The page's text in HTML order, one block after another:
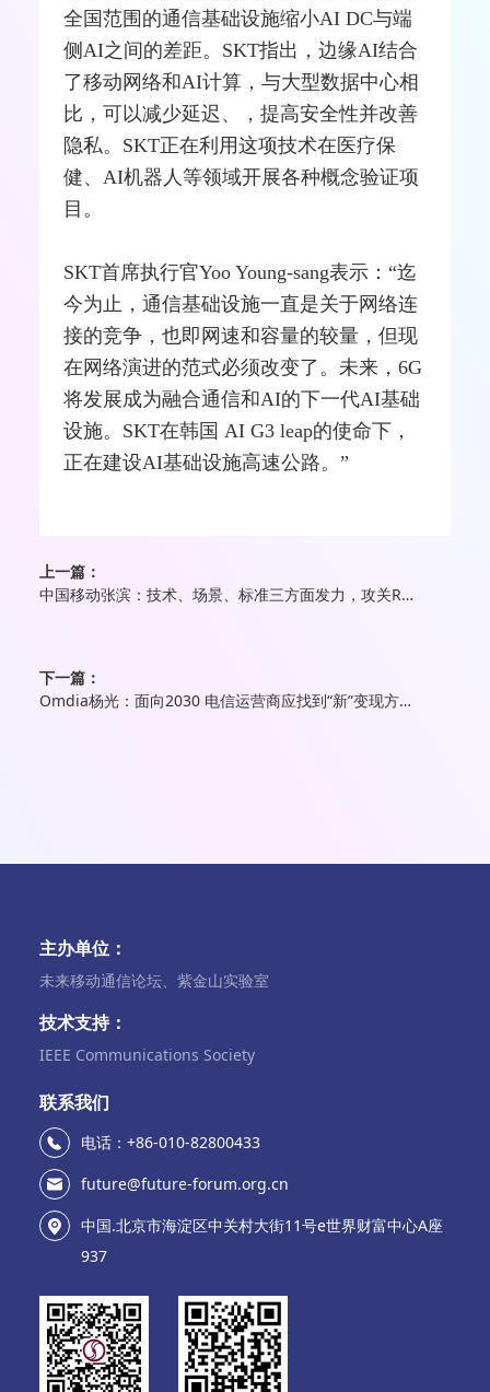
全国范围的通信基础设施缩小AI DC与端
侧AI之间的差距。SKT指出，边缘AI结合
了移动 网络和AI计算，与大型数据中心相
比，可以减少延迟、，提高安全性并改善
隐私。SKT正在利用这项技术在医疗保
健、AI机器人等领域开展各种概念验证项
目。
SKT首席执行官Yoo Young-sang表示：“迄
今为止，通信基础设施一直是关于网络连
接的竞争，也即网速和容量的较量，但现
在网络演进的范式必须改变了。未来，6G
将发展成为融合通信和AI的下一代AI基础
设施。SKT在韩国 AI G3 leap的使命下，
正在建设AI基础设施高速公路。”
上一篇：
中国移动张滨：技术、场景、标准三方面发力，攻关RIS商用挑战
下一篇：
Omdia杨光：面向2030 电信运营商应找到“新”变现方式与身份
主办单位：
未来移动通信论坛、紫金山实验室
技术支持：
IEEE Communications Society
联系我们
电话：+86-010-82800433
future@future-forum.org.cn
中国.北京市海淀区中关村大街11号e世界财富中心A座
937